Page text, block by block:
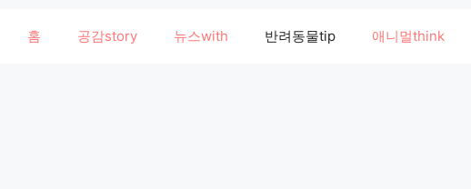
홈 공감story 뉴스with 반려동물tip 애니멀think